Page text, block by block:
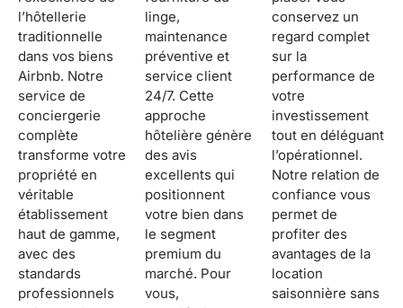
l’hôtellerie
traditionnelle
dans vos biens
Airbnb. Notre
service de
conciergerie
complète
transforme votre
propriété en
véritable
établissement
haut de gamme,
avec des
standards
professionnels
linge,
maintenance
préventive et
service client
24/7. Cette
approche
hôtelière génère
des avis
excellents qui
positionnent
votre bien dans
le segment
premium du
marché. Pour
vous,
conservez un
regard complet
sur la
performance de
votre
investissement
tout en déléguant
l’opérationnel.
Notre relation de
confiance vous
permet de
profiter des
avantages de la
location
saisonnière sans